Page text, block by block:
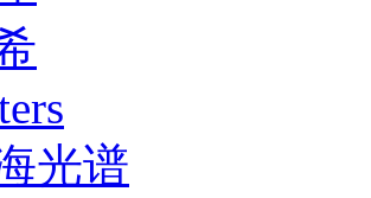
光谱